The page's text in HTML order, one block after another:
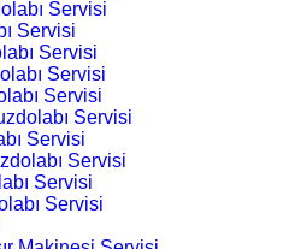
Servisi
Servisi
Servisi
Servisi
Servisi
Servisi
Servisi
Servisi
Servisi
Servisi